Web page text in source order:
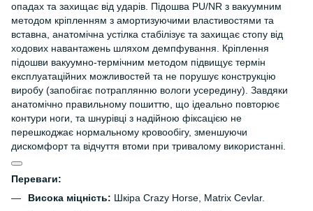
опадах та захищає від ударів. Підошва PU/NR з вакуумним
методом кріпленням з амортизуючими властивостями та
вставна, анатомічна устілка стабілізує та захищає стопу від
ходових навантажень шляхом демпфування. Кріплення
підошви вакуумно-термічним методом підвищує термін
експлуатаційних можливостей та не порушує конструкцію
виробу (запобігає потраплянню вологи усередину). Завдяки
анатомічно правильному пошиттю, що ідеально повторює
контури ноги, та шнурівці з надійною фіксацією не
перешкоджає нормальному кровообігу, зменшуючи
дискомфорт та відчуття втоми при тривалому використанні.
Переваги:
Висока міцність: Шкіра Crazy Horse, Matrix Cevlar.